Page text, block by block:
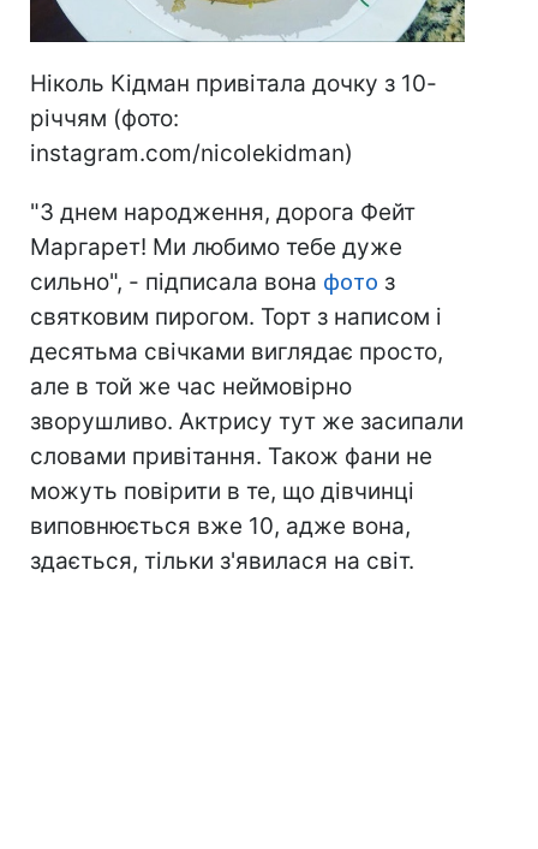
Ніколь Кідман привітала дочку з 10-
річчям (фото:
instagram.com/nicolekidman)
"З днем народження, дорога Фейт
Маргарет! Ми любимо тебе дуже
сильно", - підписала вона фото з
святковим пирогом. Торт з написом і
десятьма свічками виглядає просто,
але в той же час неймовірно
зворушливо. Актрису тут же засипали
словами привітання. Також фани не
можуть повірити в те, що дівчинці
виповнюється вже 10, адже вона,
здається, тільки з'явилася на світ.